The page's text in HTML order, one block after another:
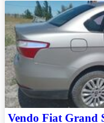
Vendo Fiat Grand